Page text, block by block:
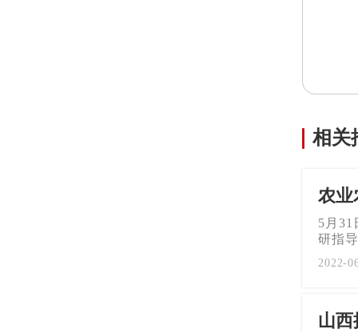
相关
农业
5月31
研指
2022-
山西